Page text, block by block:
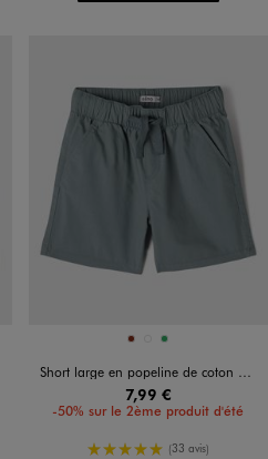
Disponible en 3 coloris
BRIQUEJAUNE FONCE
VERT
Short large en popeline de coton uni garçon
7,99 €
-50% sur le 2ème produit d'été
5/5 de moyenne
(33 avis)